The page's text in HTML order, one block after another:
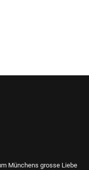
Münchens grosse Liebe